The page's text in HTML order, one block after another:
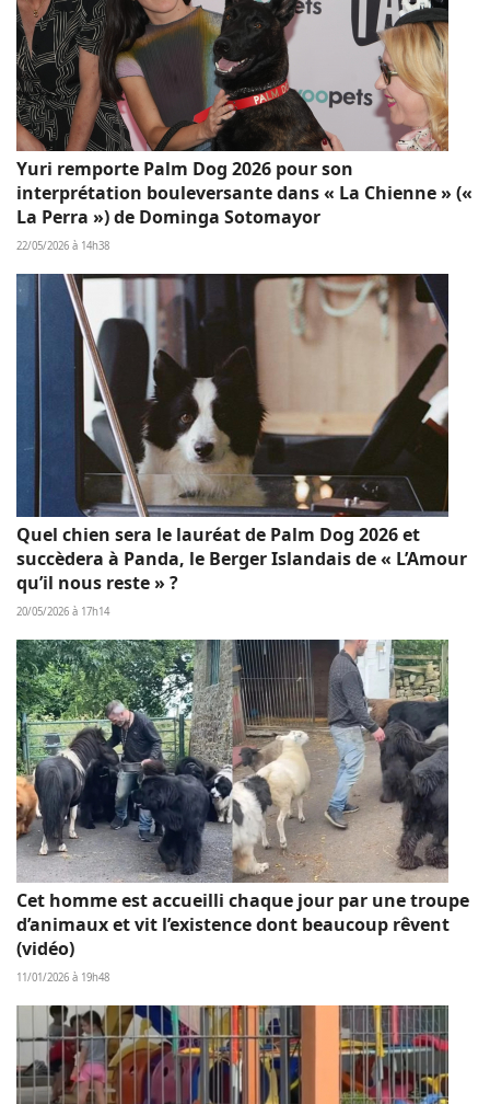
Yuri remporte Palm Dog 2026 pour son
interprétation bouleversante dans « La Chienne » («
La Perra ») de Dominga Sotomayor
22/05/2026 à 14h38
Quel chien sera le lauréat de Palm Dog 2026 et
succèdera à Panda, le Berger Islandais de « L’Amour
qu’il nous reste » ?
20/05/2026 à 17h14
Cet homme est accueilli chaque jour par une troupe
d’animaux et vit l’existence dont beaucoup rêvent
(vidéo)
11/01/2026 à 19h48